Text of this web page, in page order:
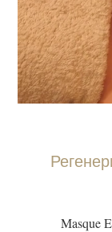
Masque